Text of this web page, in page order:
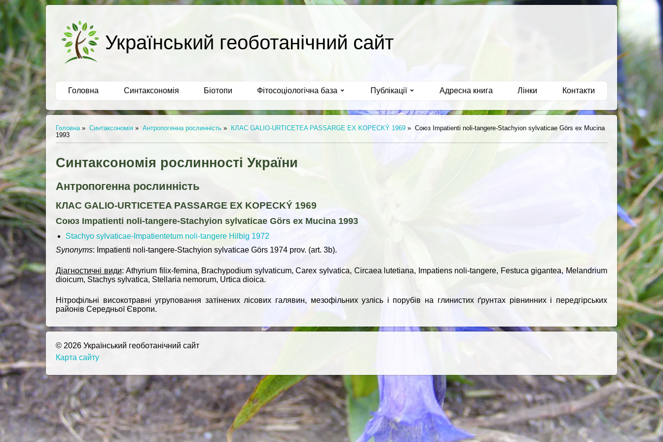
Український геоботанічний сайт
Головна Синтаксономія Біотопи Фітосоціологічна база Публікації Адресна книга Лінки Контакти
Головна » Синтаксономія » Антропогенна рослинність » КЛАС GALIO-URTICETEA PASSARGE EX KOPECKÝ 1969 » Союз Impatienti noli-tangere-Stachyion sylvaticae Görs ex Mucina
1993
Синтаксономія рослинності України
Антропогенна рослинність
КЛАС GALIO-URTICETEA PASSARGE EX KOPECKÝ 1969
Союз Impatienti noli-tangere-Stachyion sylvaticae Görs ex Mucina 1993
Stachyo sylvaticae-Impatientetum noli-tangere Hilbig 1972
Synonyms: Impatienti noli-tangere-Stachyion sylvaticae Görs 1974 prov. (art. 3b).
Діагностичні види: Athyrium filix-femina, Brachypodium sylvaticum, Carex sylvatica, Circaea lutetiana, Impatiens noli-tangere, Festuca gigantea, Melandrium
dioicum, Stachys sylvatica, Stellaria nemorum, Urtica dioica.
Нітрофільні високотравні угруповання затінених лісових галявин, мезофільних узлісь і порубів на глинистих ґрунтах рівнинних і передгірських
районів Середньої Європи.
© 2026 Український геоботанічний сайт
Карта сайту